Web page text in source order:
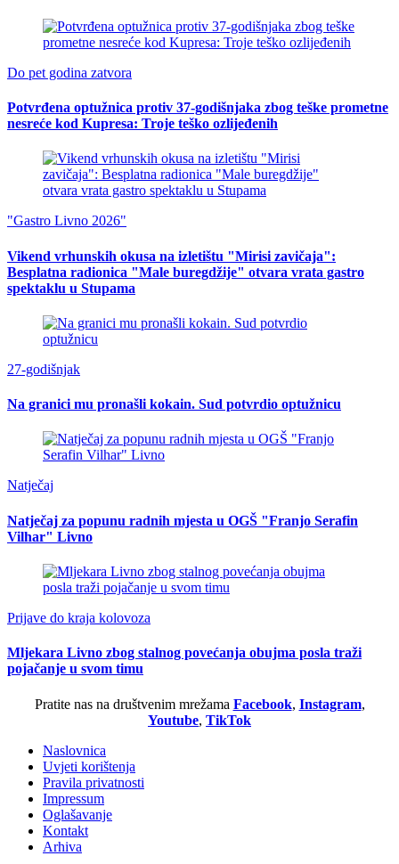
Do pet godina zatvora
Potvrđena optužnica protiv 37-godišnjaka zbog teške prometne
nesreće kod Kupresa: Troje teško ozlijeđenih
"Gastro Livno 2026"
Vikend vrhunskih okusa na izletištu "Mirisi zavičaja":
Besplatna radionica "Male buregdžije" otvara vrata gastro
spektaklu u Stupama
27-godišnjak
Na granici mu pronašli kokain. Sud potvrdio optužnicu
Natječaj
Natječaj za popunu radnih mjesta u OGŠ "Franjo Serafin
Vilhar" Livno
Prijave do kraja kolovoza
Mljekara Livno zbog stalnog povećanja obujma posla traži
pojačanje u svom timu
Pratite nas na društvenim mrežama Facebook, Instagram,
Youtube, TikTok
Naslovnica
Uvjeti korištenja
Pravila privatnosti
Impressum
Oglašavanje
Kontakt
Arhiva